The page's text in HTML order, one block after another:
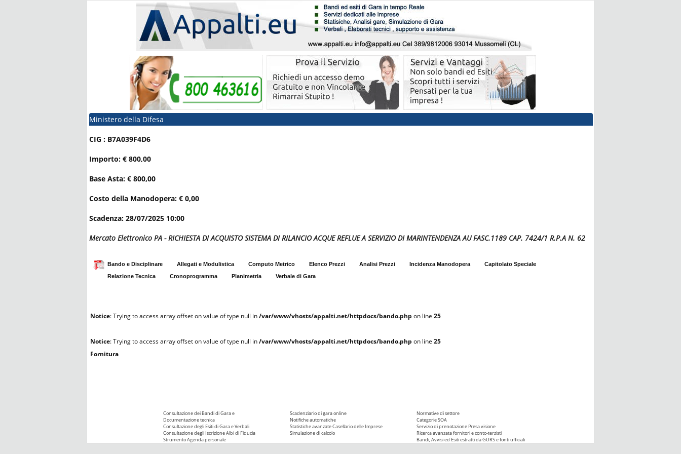
Ministero della Difesa
CIG : B7A039F4D6
Importo: € 800,00
Base Asta: € 800,00
Costo della Manodopera: € 0,00
Scadenza: 28/07/2025 10:00
Mercato Elettronico PA - RICHIESTA DI ACQUISTO SISTEMA DI RILANCIO ACQUE REFLUE A SERVIZIO DI MARINTENDENZA AU FASC.1189 CAP. 7424/1 R.P.A N. 62
Bando e Disciplinare Allegati e Modulistica Computo Metrico Elenco Prezzi Analisi Prezzi Incidenza Manodopera
Capitolato Speciale
Relazione Tecnica
Cronoprogramma Planimetria Verbale di Gara
Notice: Trying to access array offset on value of type null in/var/www/vhosts/appalti.net/httpdocs/bando.php on line 25
Notice: Trying to access array offset on value of type null in/var/www/vhosts/appalti.net/httpdocs/bando.php on line 25
Fornitura
Consultazione dei Bandi di Gara e
Documentazione tecnica
Consultazione degli Esiti di Gara e Verbali
Consultazione degli Iscrizione Albi di Fiducia
Strumento Agenda personale
Scadenziario di gara online
Notifiche automatiche
Statistiche avanzateCasellario delle Imprese
Simulazione di calcolo
Normative di settore
Categorie SOA
Servizio di prenotazione Presa visione
Ricerca avanzata fornitori e conto-terzisti
Bandi, Avvisi ed Esiti estratti da GURS e fonti ufficiali